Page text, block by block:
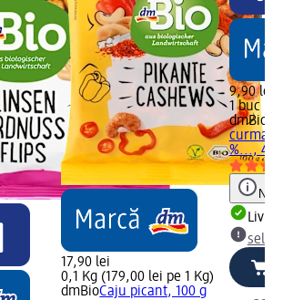
17,90 lei
0,1 Kg (179,00 lei pe 1 Kg)
dmBioCaju picant, 100 g
9,90 lei
1 buc
dmBio
curmale
%..., 45
Notă